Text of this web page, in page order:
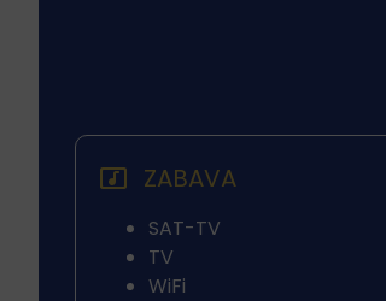
ZABAVA
SAT-TV
TV
WiFi